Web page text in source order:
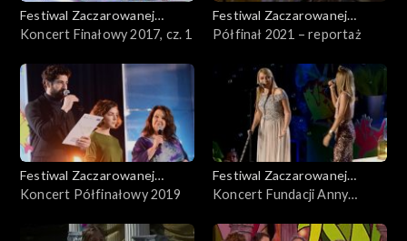
Festiwal Zaczarowanej
Piosenki
Koncert Finałowy 2017, cz. 1
Festiwal Zaczarowanej
Piosenki
Półfinał 2021 – reportaż
Festiwal Zaczarowanej
Piosenki
Koncert Półfinałowy 2019
Festiwal Zaczarowanej
Piosenki
Koncert Fundacji Anny
Zaczarowanej Piosenki